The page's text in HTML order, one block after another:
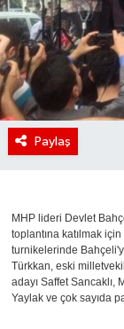
Paylaş
MHP lideri Devlet
toplantına katılmak
turnikelerinde
Türkkan, eski
adayı Saffet Sancaklı,
Yaylak ve çok sayıda